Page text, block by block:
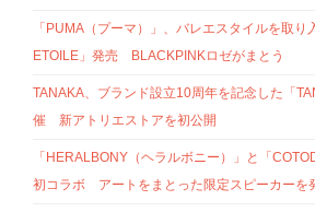
「PUMA（プーマ）」、バレエスタイルを取り
ETOILE」発売 BLACKPINKロゼがまとう
TANAKA、ブランド設立10周年を記念した「
催 新アトリエストアを初公開
「HERALBONY（ヘラルボニー）」と「
初コラボ アートをまとった限定スピーカーを